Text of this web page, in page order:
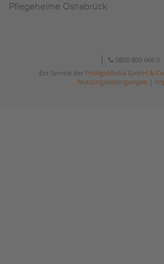
Pflegeheime Osnabrück
0800 800 666 0
Ein Service der ProAgeMedia GmbH &
Nutzungsbedingungen